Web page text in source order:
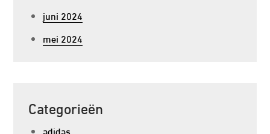
juni 2024
mei 2024
Categorieën
adidas